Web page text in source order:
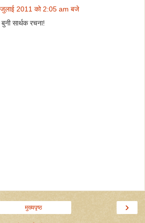
2011 को 2:05 am बजे
सार्थक रचना!
›
मुख्यपृष्ठ